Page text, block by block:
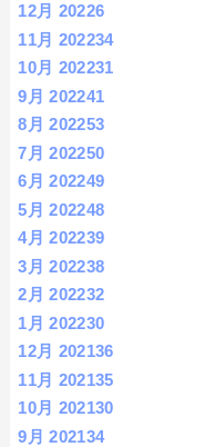
12月 20226
11月 202234
10月 202231
9月 202241
8月 202253
7月 202250
6月 202249
5月 202248
4月 202239
3月 202238
2月 202232
1月 202230
12月 202136
11月 202135
10月 202130
9月 202134